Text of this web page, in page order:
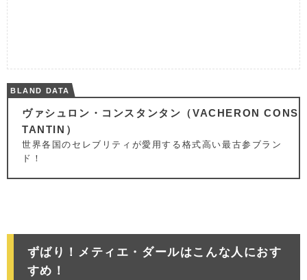
BLAND DATA
ヴァシュロン・コンスタンタン（VACHERON CONS
TANTIN）
世界各国のセレブリティが愛用する格式高い最古参ブラン
ド！
ずばり！メティエ・ダールはこんな人におす
すめ！